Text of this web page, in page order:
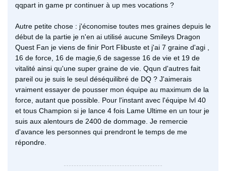
qqpart in game pr continuer à up mes vocations ?
Autre petite chose : j'économise toutes mes graines depuis le
début de la partie je n'en ai utilisé aucune Smileys Dragon
Quest Fan je viens de finir Port Flibuste et j'ai 7 graine d'agi ,
16 de force, 16 de magie,6 de sagesse 16 de vie et 19 de
vitalité ainsi qu'une super graine de vie. Qqun d'autres fait
pareil ou je suis le seul déséquilibré de DQ ? J'aimerais
vraiment essayer de pousser mon équipe au maximum de la
force, autant que possible. Pour l'instant avec l'équipe lvl 40
et tous Champion si je lance 4 fois Lame Ultime en un tour je
suis aux alentours de 2400 de dommage. Je remercie
d'avance les personnes qui prendront le temps de me
répondre.